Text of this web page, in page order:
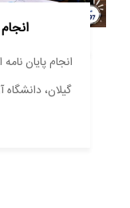
انجام پایان
گیلان،